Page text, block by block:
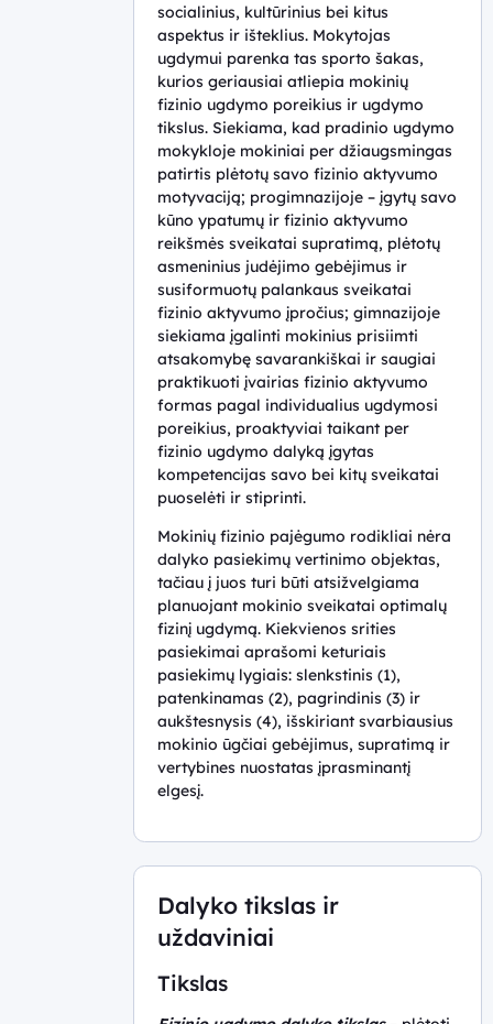
socialinius, kultūrinius bei kitus
aspektus ir išteklius. Mokytojas
ugdymui parenka tas sporto šakas,
kurios geriausiai atliepia mokinių
fizinio ugdymo poreikius ir ugdymo
tikslus. Siekiama, kad pradinio ugdymo
mokykloje mokiniai per džiaugsmingas
patirtis plėtotų savo fizinio aktyvumo
motyvaciją; progimnazijoje – įgytų savo
kūno ypatumų ir fizinio aktyvumo
reikšmės sveikatai supratimą, plėtotų
asmeninius judėjimo gebėjimus ir
susiformuotų palankaus sveikatai
fizinio aktyvumo įpročius; gimnazijoje
siekiama įgalinti mokinius prisiimti
atsakomybę savarankiškai ir saugiai
praktikuoti įvairias fizinio aktyvumo
formas pagal individualius ugdymosi
poreikius, proaktyviai taikant per
fizinio ugdymo dalyką įgytas
kompetencijas savo bei kitų sveikatai
puoselėti ir stiprinti.
Mokinių fizinio pajėgumo rodikliai nėra
dalyko pasiekimų vertinimo objektas,
tačiau į juos turi būti atsižvelgiama
planuojant mokinio sveikatai optimalų
fizinį ugdymą. Kiekvienos srities
pasiekimai aprašomi keturiais
pasiekimų lygiais: slenkstinis (1),
patenkinamas (2), pagrindinis (3) ir
aukštesnysis (4), išskiriant svarbiausius
mokinio ūgčiai gebėjimus, supratimą ir
vertybines nuostatas įprasminantį
elgesį.
Dalyko tikslas ir
uždaviniai
Tikslas